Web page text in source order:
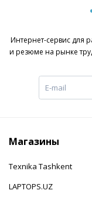
Интернет-сервис для
и резюме на рынке
Магазины
Texnika Tashkent
LAPTOPS.UZ